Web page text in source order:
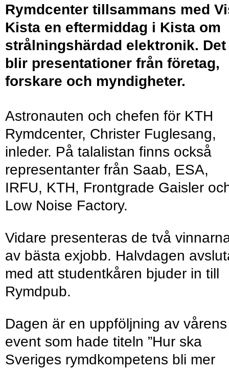
Rymdcenter tillsammans med
Kista en eftermiddag i Kista om
strålningshärdad elektronik. Det
blir presentationer från företag,
forskare och myndigheter.
Astronauten och chefen för KTH
Rymdcenter, Christer Fuglesang,
inleder. På talalistan finns också
representanter från Saab, ESA,
IRFU, KTH, Frontgrade Gaisler
Low Noise Factory.
Vidare presenteras de två
av bästa exjobb. Halvdagen
med att studentkåren bjuder in till
Rymdpub.
Dagen är en uppföljning av vårens
event som hade titeln ”Hur ska
Sveriges rymdkompetens bli mer